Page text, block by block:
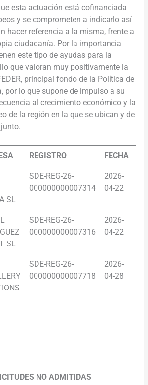
esta actuación está cofinanciada
y se comprometen a indicarlo así
hacer referencia a la misma, frente a
ciudadanía. Por la importancia
este tipo de ayudas para la
que valoran muy positivamente la
principal fondo de la Política de
por lo que supone de impulso a su
al crecimiento económico y la
de la región en la que se ubican y de
REGISTRO FECHA
SL
SDE-REG-26-
000000000007314
2026-
04-22
SL
SDE-REG-26-
000000000007316
2026-
04-22
SDE-REG-26-
000000000007718
2026-
04-28
NO ADMITIDAS